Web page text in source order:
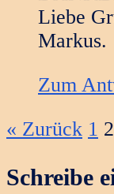
Liebe
Markus.
Zum
« Zurück 1 2
Schreibe